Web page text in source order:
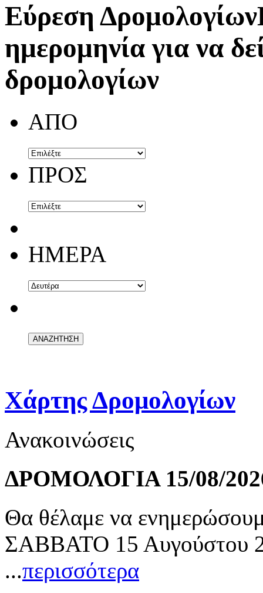
Εύρεση Δρομολογίων
ημερομηνία για να
δρομολογίων
ΑΠΟ
ΠΡΟΣ
ΗΜΕΡΑ
Χάρτης Δρομολογίων
Ανακοινώσεις
ΔΡΟΜΟΛΟΓΙΑ 15/08/
Θα θέλαμε να
ΣΑΒΒΑΤΟ 15 Αυγούστου
...περισσότερα